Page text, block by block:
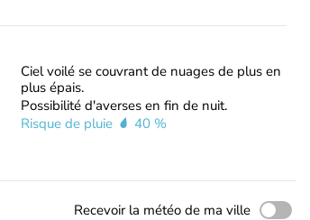
Ciel voilé se couvrant de nuages de plus en
plus épais.
Possibilité d'averses en fin de nuit.
Risque de pluie
40 %
Recevoir la météo de ma ville